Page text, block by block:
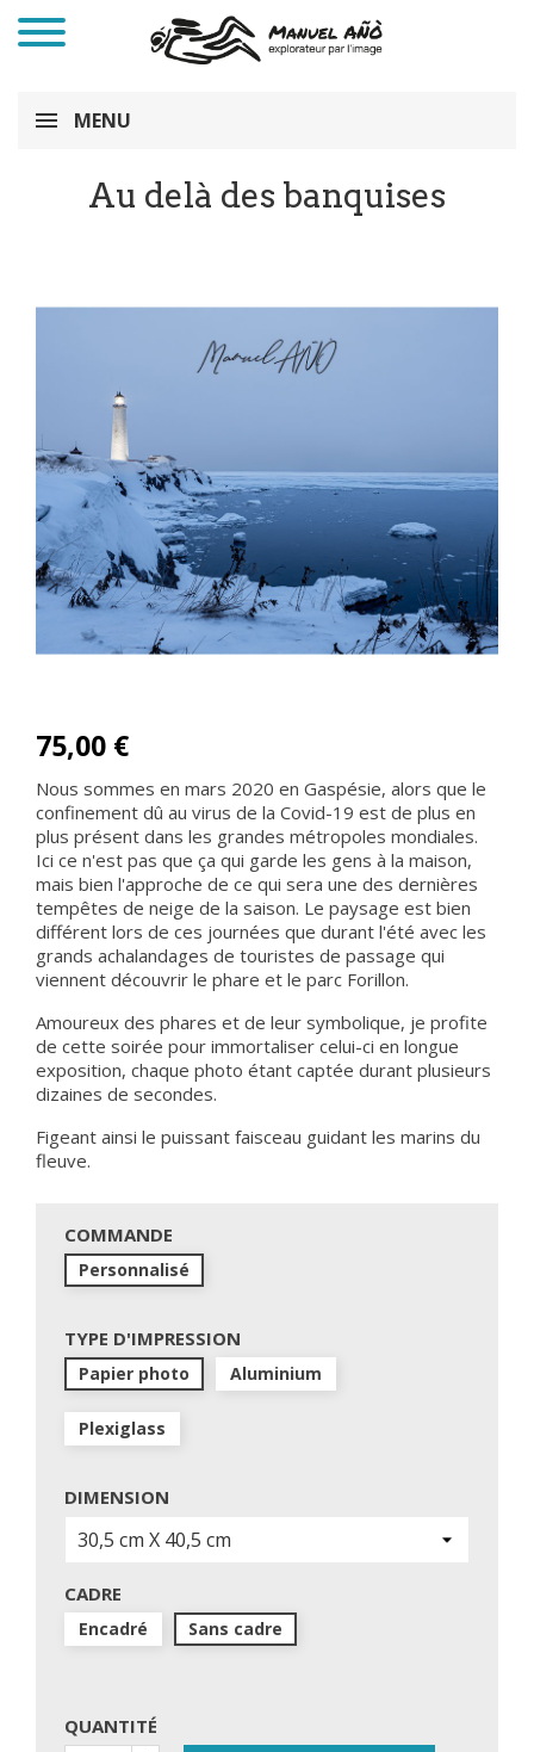
MENU
Au delà des banquises
75,00 €
Nous sommes en mars 2020 en Gaspésie, alors que le
confinement dû au virus de la Covid-19 est de plus en
plus présent dans les grandes métropoles mondiales.
Ici ce n'est pas que ça qui garde les gens à la maison,
mais bien l'approche de ce qui sera une des dernières
tempêtes de neige de la saison. Le paysage est bien
différent lors de ces journées que durant l'été avec les
grands achalandages de touristes de passage qui
viennent découvrir le phare et le parc Forillon.
Amoureux des phares et de leur symbolique, je profite
de cette soirée pour immortaliser celui-ci en longue
exposition, chaque photo étant captée durant plusieurs
dizaines de secondes.
Figeant ainsi le puissant faisceau guidant les marins du
fleuve.
COMMANDE
Personnalisé
TYPE D'IMPRESSION
Papier photo Aluminium
Plexiglass
DIMENSION
CADRE
Encadré Sans cadre
QUANTITÉ